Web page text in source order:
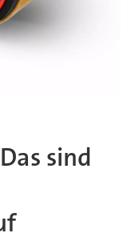
sind